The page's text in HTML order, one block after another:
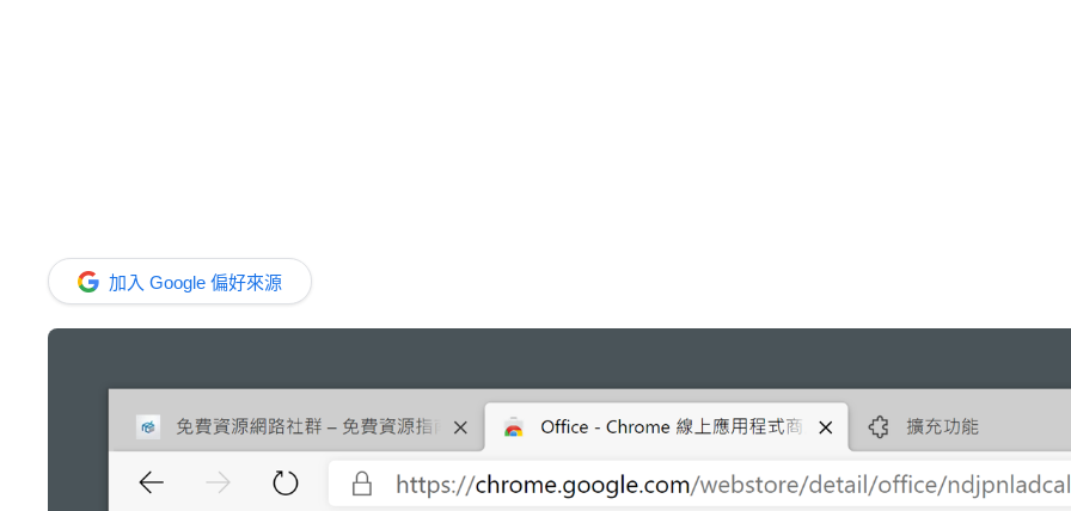
加入 Google 偏好來源